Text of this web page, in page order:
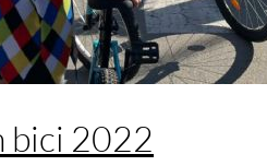
bici 2022